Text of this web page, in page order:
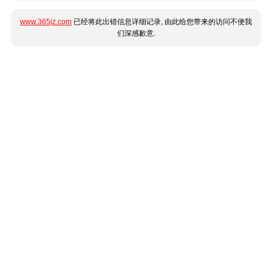
www.365jz.com 已经将此出错信息详细记录, 由此给您带来的访问不便我
们深感歉意.